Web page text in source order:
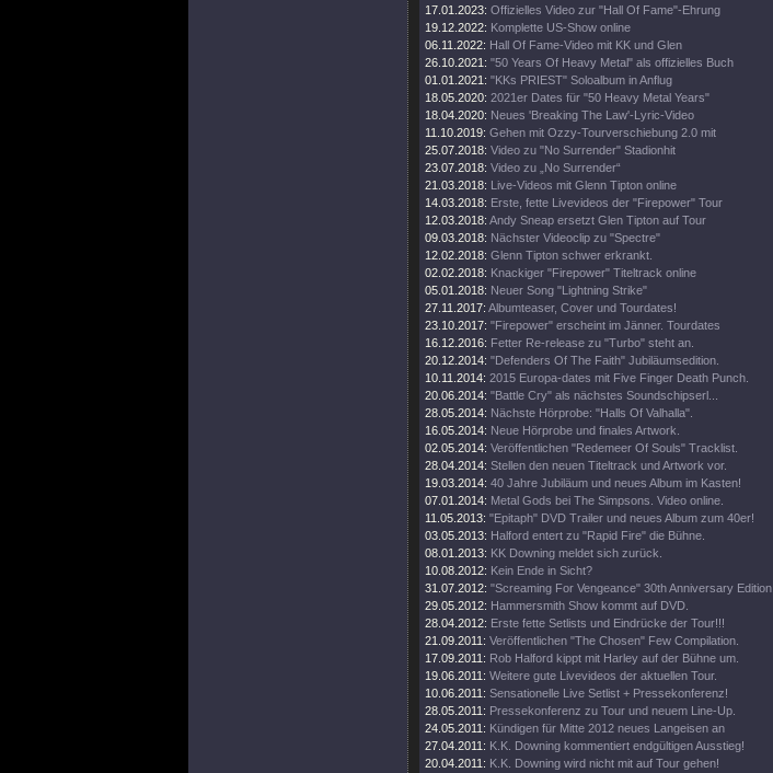
17.01.2023: Offizielles Video zur "Hall Of Fame"-Ehrung
19.12.2022: Komplette US-Show online
06.11.2022: Hall Of Fame-Video mit KK und Glen
26.10.2021: "50 Years Of Heavy Metal" als offizielles Buch
01.01.2021: "KKs PRIEST" Soloalbum in Anflug
18.05.2020: 2021er Dates für "50 Heavy Metal Years"
18.04.2020: Neues 'Breaking The Law'-Lyric-Video
11.10.2019: Gehen mit Ozzy-Tourverschiebung 2.0 mit
25.07.2018: Video zu "No Surrender" Stadionhit
23.07.2018: Video zu „No Surrender“
21.03.2018: Live-Videos mit Glenn Tipton online
14.03.2018: Erste, fette Livevideos der "Firepower" Tour
12.03.2018: Andy Sneap ersetzt Glen Tipton auf Tour
09.03.2018: Nächster Videoclip zu "Spectre"
12.02.2018: Glenn Tipton schwer erkrankt.
02.02.2018: Knackiger "Firepower" Titeltrack online
05.01.2018: Neuer Song "Lightning Strike"
27.11.2017: Albumteaser, Cover und Tourdates!
23.10.2017: "Firepower" erscheint im Jänner. Tourdates
16.12.2016: Fetter Re-release zu "Turbo" steht an.
20.12.2014: "Defenders Of The Faith" Jubiläumsedition.
10.11.2014: 2015 Europa-dates mit Five Finger Death Punch.
20.06.2014: "Battle Cry" als nächstes Soundschipserl...
28.05.2014: Nächste Hörprobe: "Halls Of Valhalla".
16.05.2014: Neue Hörprobe und finales Artwork.
02.05.2014: Veröffentlichen "Redemeer Of Souls" Tracklist.
28.04.2014: Stellen den neuen Titeltrack und Artwork vor.
19.03.2014: 40 Jahre Jubiläum und neues Album im Kasten!
07.01.2014: Metal Gods bei The Simpsons. Video online.
11.05.2013: "Epitaph" DVD Trailer und neues Album zum 40er!
03.05.2013: Halford entert zu "Rapid Fire" die Bühne.
08.01.2013: KK Downing meldet sich zurück.
10.08.2012: Kein Ende in Sicht?
31.07.2012: "Screaming For Vengeance" 30th Anniversary Edition.
29.05.2012: Hammersmith Show kommt auf DVD.
28.04.2012: Erste fette Setlists und Eindrücke der Tour!!!
21.09.2011: Veröffentlichen "The Chosen" Few Compilation.
17.09.2011: Rob Halford kippt mit Harley auf der Bühne um.
19.06.2011: Weitere gute Livevideos der aktuellen Tour.
10.06.2011: Sensationelle Live Setlist + Pressekonferenz!
28.05.2011: Pressekonferenz zu Tour und neuem Line-Up.
24.05.2011: Kündigen für Mitte 2012 neues Langeisen an
27.04.2011: K.K. Downing kommentiert endgültigen Ausstieg!
20.04.2011: K.K. Downing wird nicht mit auf Tour gehen!